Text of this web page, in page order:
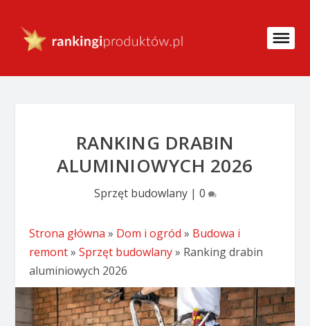
RANKING DRABIN
ALUMINIOWYCH 2026
Sprzęt budowlany| 0
Strona główna » Dom i ogród » Budowa i
remont»Sprzęt budowlany» Ranking drabin
aluminiowych 2026